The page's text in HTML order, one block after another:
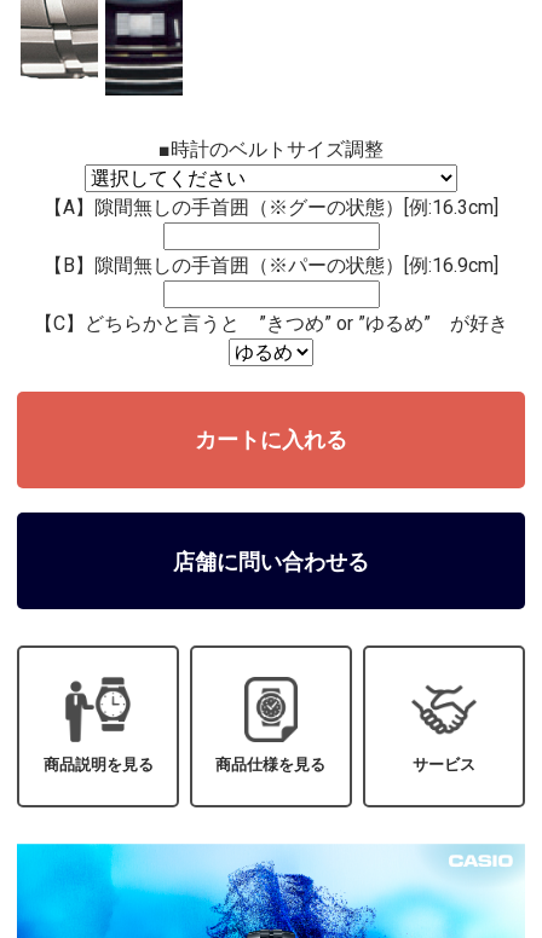
■時計のベルトサイズ調整
【A】隙間無しの手首囲（※グーの状態）[例:16.3cm]
【B】隙間無しの手首囲（※パーの状態）[例:16.9cm]
【C】どちらかと言うと ”きつめ” or ”ゆるめ” が好き
店舗に問い合わせる
商品説明を見る 商品仕様を見る サービス